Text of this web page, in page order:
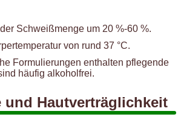
Schweißmenge um 20 %-60 %.
von rund 37 °C.
Formulierungen enthalten pflegende
häufig alkoholfrei.
und Hautverträglichkeit